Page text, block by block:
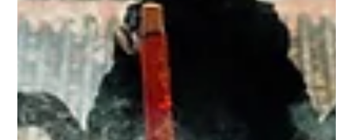
Comment le tantra thérapeutique permet
de retrouver une relation profonde quand
on ne se comprend plus ? La
communication dans le couple.
Comment le tantra thérapeutique permet de retrouver une
relation profonde quand on ne se comprend plus ?